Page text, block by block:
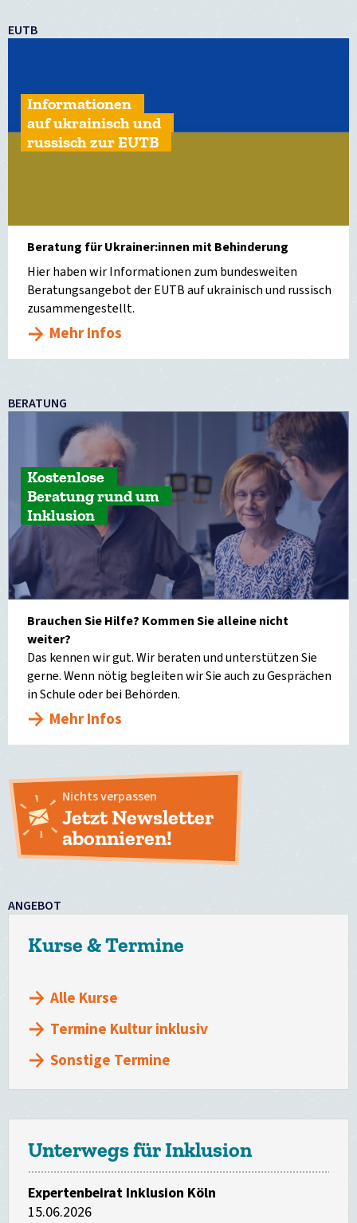
EUTB
Informationen
auf ukrainisch und
russisch zur EUTB
Beratung für Ukrainer:innen mit Behinderung
Hier haben wir Informationen zum bundesweiten
Beratungsangebot der EUTB auf ukrainisch und russisch
zusammengestellt.
Mehr Infos
BERATUNG
Kostenlose
Beratung rund um
Inklusion
Brauchen Sie Hilfe? Kommen Sie alleine nicht
weiter?
Das kennen wir gut. Wir beraten und unterstützen Sie
gerne. Wenn nötig begleiten wir Sie auch zu Gesprächen
in Schule oder bei Behörden.
Mehr Infos
Nichts verpassen
Jetzt Newsletter
abonnieren!
ANGEBOT
Kurse & Termine
Alle Kurse
Termine Kultur inklusiv
Sonstige Termine
Unterwegs für Inklusion
Expertenbeirat Inklusion Köln
15.06.2026